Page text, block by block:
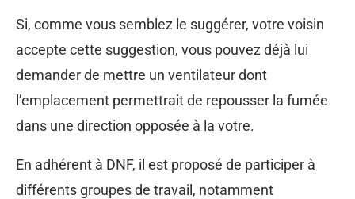
Si, comme vous semblez le suggérer, votre voisin
accepte cette suggestion, vous pouvez déjà lui
demander de mettre un ventilateur dont
l’emplacement permettrait de repousser la fumée
dans une direction opposée à la votre.
En adhérent à DNF, il est proposé de participer à
différents groupes de travail, notamment